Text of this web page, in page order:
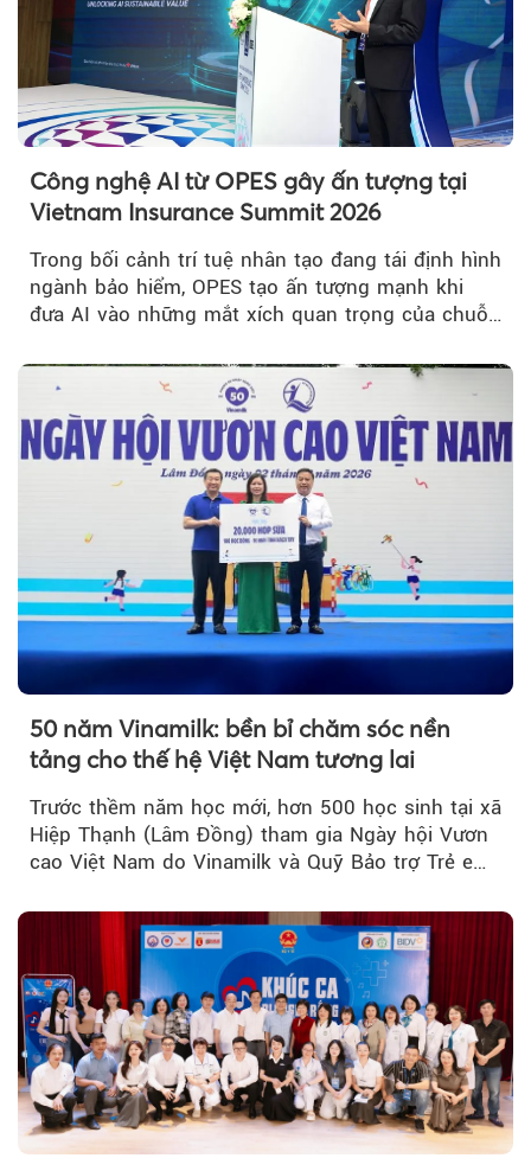
Công nghệ AI từ OPES gây ấn tượng tại
Vietnam Insurance Summit 2026
Trong bối cảnh trí tuệ nhân tạo đang tái định hình
ngành bảo hiểm, OPES tạo ấn tượng mạnh khi
đưa AI vào những mắt xích quan trọng của chuỗi
50 năm Vinamilk: bền bỉ chăm sóc nền
tảng cho thế hệ Việt Nam tương lai
Trước thềm năm học mới, hơn 500 học sinh tại xã
Hiệp Thạnh (Lâm Đồng) tham gia Ngày hội Vươn
cao Việt Nam do Vinamilk và Quỹ Bảo trợ Trẻ em